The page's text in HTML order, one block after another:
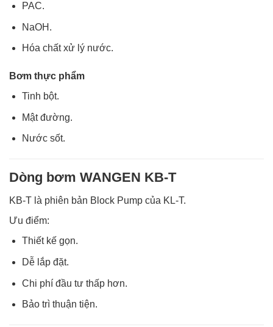
PAC.
NaOH.
Hóa chất xử lý nước.
Bơm thực phẩm
Tinh bột.
Mật đường.
Nước sốt.
Dòng bơm WANGEN KB-T
KB-T là phiên bản Block Pump của KL-T.
Ưu điểm:
Thiết kế gọn.
Dễ lắp đặt.
Chi phí đầu tư thấp hơn.
Bảo trì thuận tiện.